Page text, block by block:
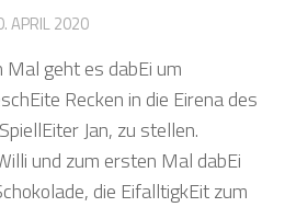
APRIL 2020
geht es dabEi um
Recken in die Eirena des
Jan, zu stellen.
und zum ersten Mal dabEi
die EifalltigkEit zum